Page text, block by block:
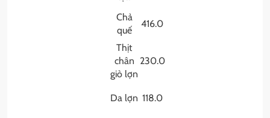
Chả
quế
416.0
Thịt
chân
giò lợn
230.0
Da lợn 118.0